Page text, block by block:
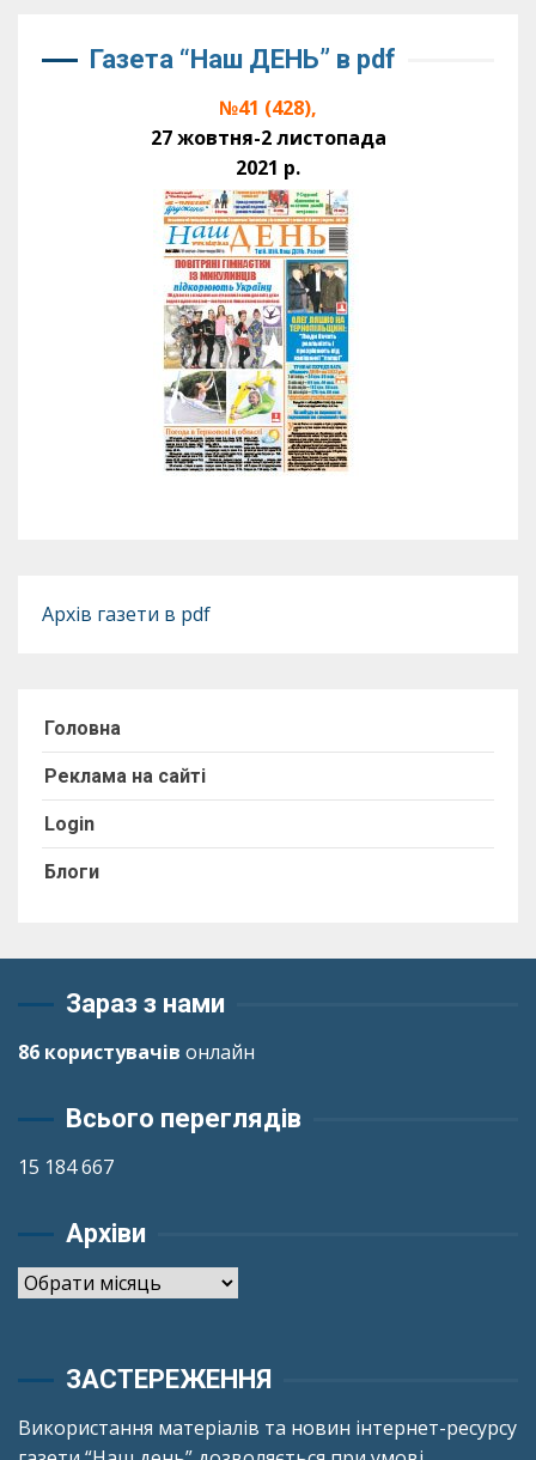
Газета “Наш ДЕНЬ” в pdf
№41 (428),
27 жовтня-2 листопада
2021 р.
Архів газети в pdf
Головна
Реклама на сайті
Login
Блоги
Зараз з нами
86 користувачів онлайн
Всього переглядів
15 184 667
Архіви
Архіви
ЗАСТЕРЕЖЕННЯ
Використання матеріалів та новин інтернет-ресурсу